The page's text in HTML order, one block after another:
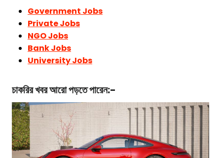
Government Jobs
Private Jobs
NGO Jobs
Bank Jobs
University Jobs
চাকরির খবর আরো পড়তে পারেন:-